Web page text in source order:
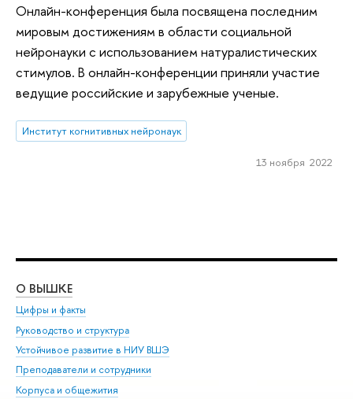
Онлайн-конференция была посвящена последним
мировым достижениям в области социальной
нейронауки с использованием натуралистических
стимулов. В онлайн-конференции приняли участие
ведущие российские и зарубежные ученые.
Институт когнитивных нейронаук
13 ноября 2022
О ВЫШКЕ
Цифры и факты
Руководство и структура
Устойчивое развитие в НИУ ВШЭ
Преподаватели и сотрудники
Корпуса и общежития